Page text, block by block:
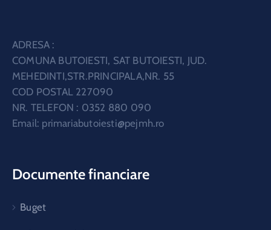
ADRESA :
COMUNA BUTOIESTI, SAT BUTOIESTI, JUD.
MEHEDINTI,STR.PRINCIPALA,NR. 55
COD POSTAL 227090
NR. TELEFON : 0352 880 090
Email: primariabutoiesti@pejmh.ro
Documente financiare
Buget